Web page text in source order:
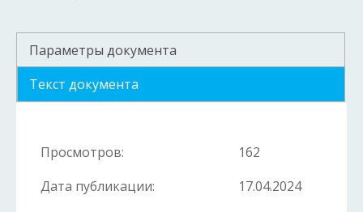
Параметры документа
Текст документа
Просмотров:
162
Дата публикации:
17.04.2024